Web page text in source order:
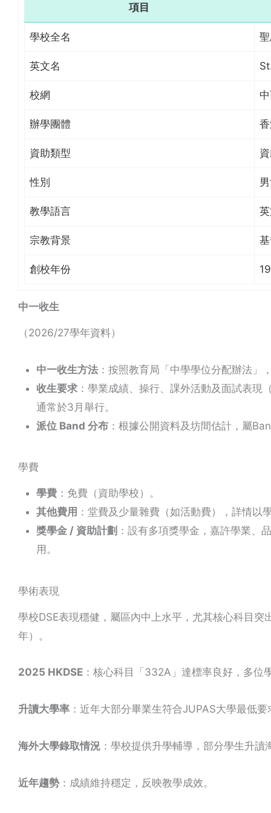
項目
學校全名
英文名
校網
辦學團體
資助類型
性別
教學語言
宗教背景
創校年份
中一收生
（2026/27學年資料）
中一收生方法 ：按照教育局「中學學位分配辦法」
收生要求 ：學業成績、操行、課外活動及面試表
通常於3月舉行。
派位 Band 分布 ：根據公開資料及坊間估計，屬
學費
學費 ：免費（資助學校）。
其他費用 ：堂費及少量雜費（如活動費），詳情以
獎學金 / 資助計劃 ：設有多項獎學金，嘉許學業、
用。
學術表現
學校DSE表現穩健，屬區內中上水平，尤其核心科目
年）。
2025 HKDSE ：核心科目「332A」達標率良好，多
升讀大學率 ：近年大部分畢業生符合JUPAS大學最低
海外大學錄取情況 ：學校提供升學輔導，部分學生升讀
近年趨勢 ：成績維持穩定，反映教學成效。